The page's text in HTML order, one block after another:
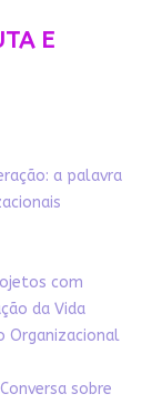
E
a palavra
com
da Vida
Organizacional
sobre